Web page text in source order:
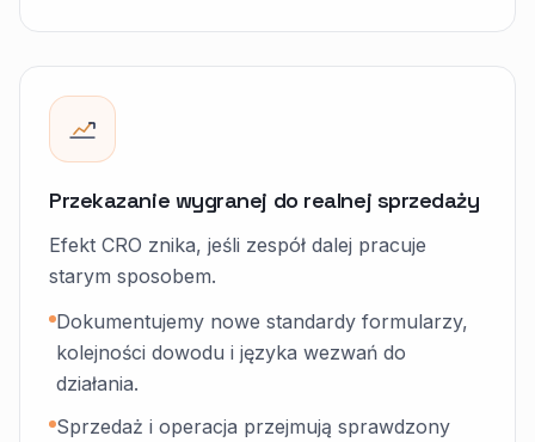
Przekazanie wygranej do realnej sprzedaży
Efekt CRO znika, jeśli zespół dalej pracuje
starym sposobem.
Dokumentujemy nowe standardy formularzy,
kolejności dowodu i języka wezwań do
działania.
Sprzedaż i operacja przejmują sprawdzony